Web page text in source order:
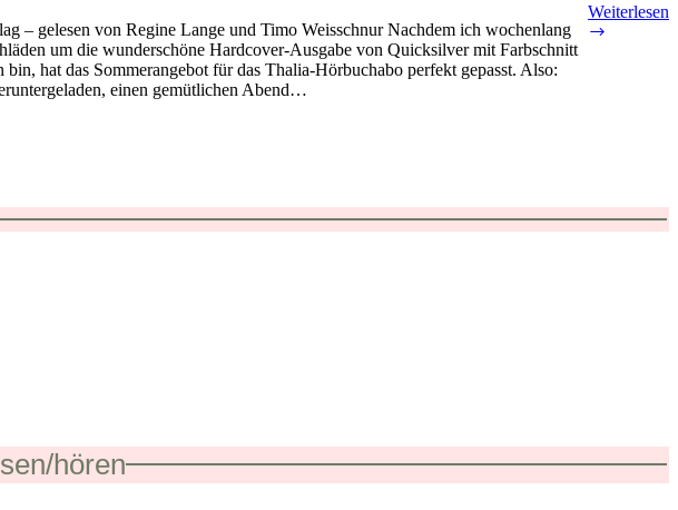
– gelesen von Regine Lange und Timo Weisschnur Nachdem ich wochenlang
um die wunderschöne Hardcover-Ausgabe von Quicksilver mit Farbschnitt
bin, hat das Sommerangebot für das Thalia-Hörbuchabo perfekt gepasst. Also:
einen gemütlichen Abend…
Weiterlesen
hören